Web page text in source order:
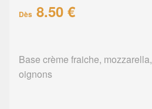
Dès 8.50 €
Base crème fraiche,
oignons